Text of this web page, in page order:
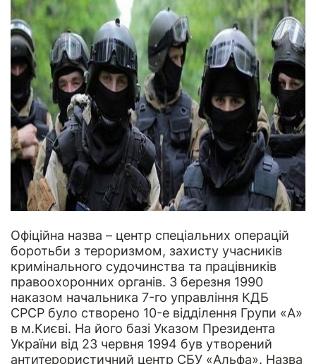
Офіційна назва – центр спеціальних операцій
боротьби з тероризмом, захисту учасників
кримінального судочинства та працівників
правоохоронних органів. 3 березня 1990
наказом начальника 7-го управління КДБ
СРСР було створено 10-е відділення Групи «А»
в м.Києві. На його базі Указом Президента
України від 23 червня 1994 був утворений
антитерористичний центр СБУ «Альфа». Назва